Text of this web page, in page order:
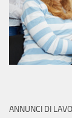
ANNUNCI DI